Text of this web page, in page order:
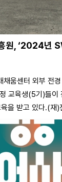
원, ‘2024년
움센터 외부 전
교육생(5기)들이
을 받고 있다.(재)